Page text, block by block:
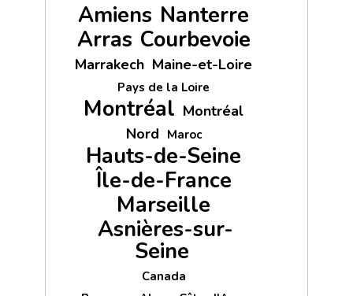
Amiens Nanterre
Arras Courbevoie
Marrakech Maine-et-Loire
Pays de la Loire
Montréal Montréal
Nord Maroc
Hauts-de-Seine
Île-de-France
Marseille
Asnières-sur-
Seine
Canada